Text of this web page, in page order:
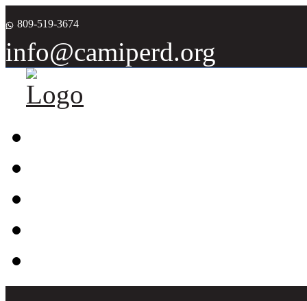
809-519-3674
info@camiperd.org